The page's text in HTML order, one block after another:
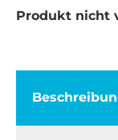
Produkt nicht